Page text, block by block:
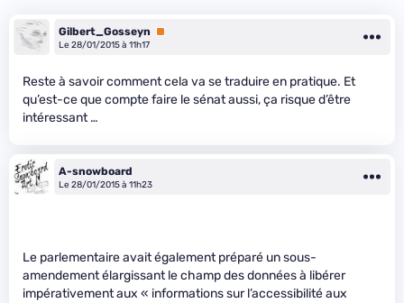
Gilbert_Gosseyn
Premium
Le 28/01/2015 à 11h17
Reste à savoir comment cela va se traduire en pratique. Et
qu’est-ce que compte faire le sénat aussi, ça risque d’être
intéressant …
A-snowboard
Le 28/01/2015 à 11h23
Le parlementaire avait également préparé un sous-
amendement élargissant le champ des données à libérer
impérativement aux « informations sur l’accessibilité aux